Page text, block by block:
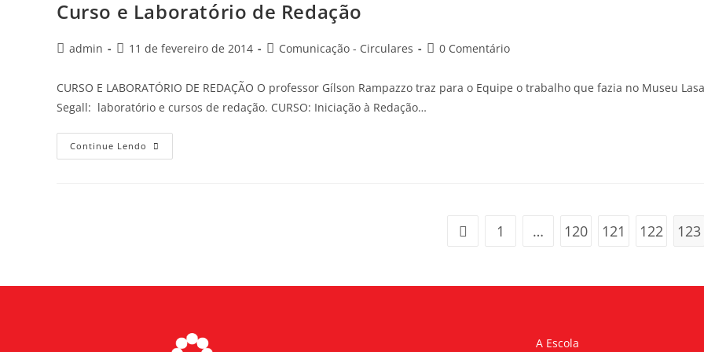
Curso e Laboratório de Redação
admin 11 de fevereiro de 2014 Comunicação - Circulares 0 Comentário
CURSO E LABORATÓRIO DE REDAÇÃO O professor Gílson Rampazzo traz para o Equipe o trabalho que fazia no Museu
Segall: laboratório e cursos de redação. CURSO: Iniciação à Redação…
Continue Lendo
1 … 120 121 122 123
A Escola